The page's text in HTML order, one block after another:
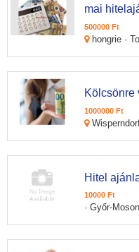
mai
500000 Ft
hongrie ·
Kölcsönre
1000000 Ft
Hitel
10000 Ft
· Győr-